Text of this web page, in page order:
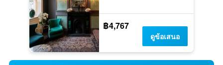
฿4,767
ดูข้อเสนอ